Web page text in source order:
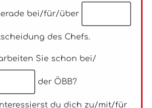
bei/für/über
des Chefs.
Sie schon bei/
der ÖBB?
du dich zu/mit/für